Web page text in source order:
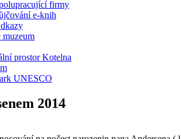
firmy
e-knih
muzeum
prostor Kotelna
UNESCO
2014